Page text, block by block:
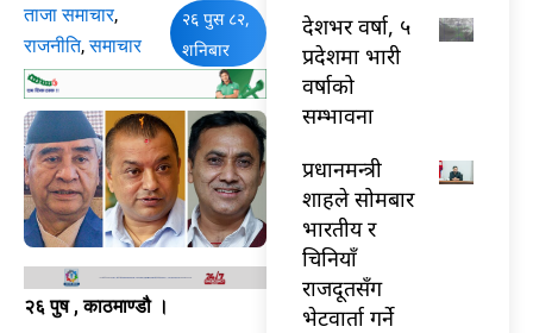
ताजा समाचार,
राजनीति,समाचार
२६ पुस ८२,
शनिबार
२६ पुष , काठमाण्डौ ।
देशभर वर्षा, ५
प्रदेशमा भारी
वर्षाको
सम्भावना
प्रधानमन्त्री
शाहले सोमबार
भारतीय र
चिनियाँ
राजदूतसँग
भेटवार्ता गर्ने